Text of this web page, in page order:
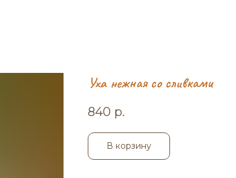
Уха нежная со сливками
840 р.
В корзину